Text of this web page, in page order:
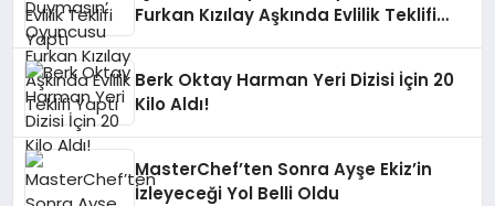
Furkan Kızılay Aşkında Evlilik Teklifi
Berk Oktay Harman Yeri Dizisi İçin 20
Kilo Aldı!
MasterChef’ten Sonra Ayşe Ekiz’in
İzleyeceği Yol Belli Oldu